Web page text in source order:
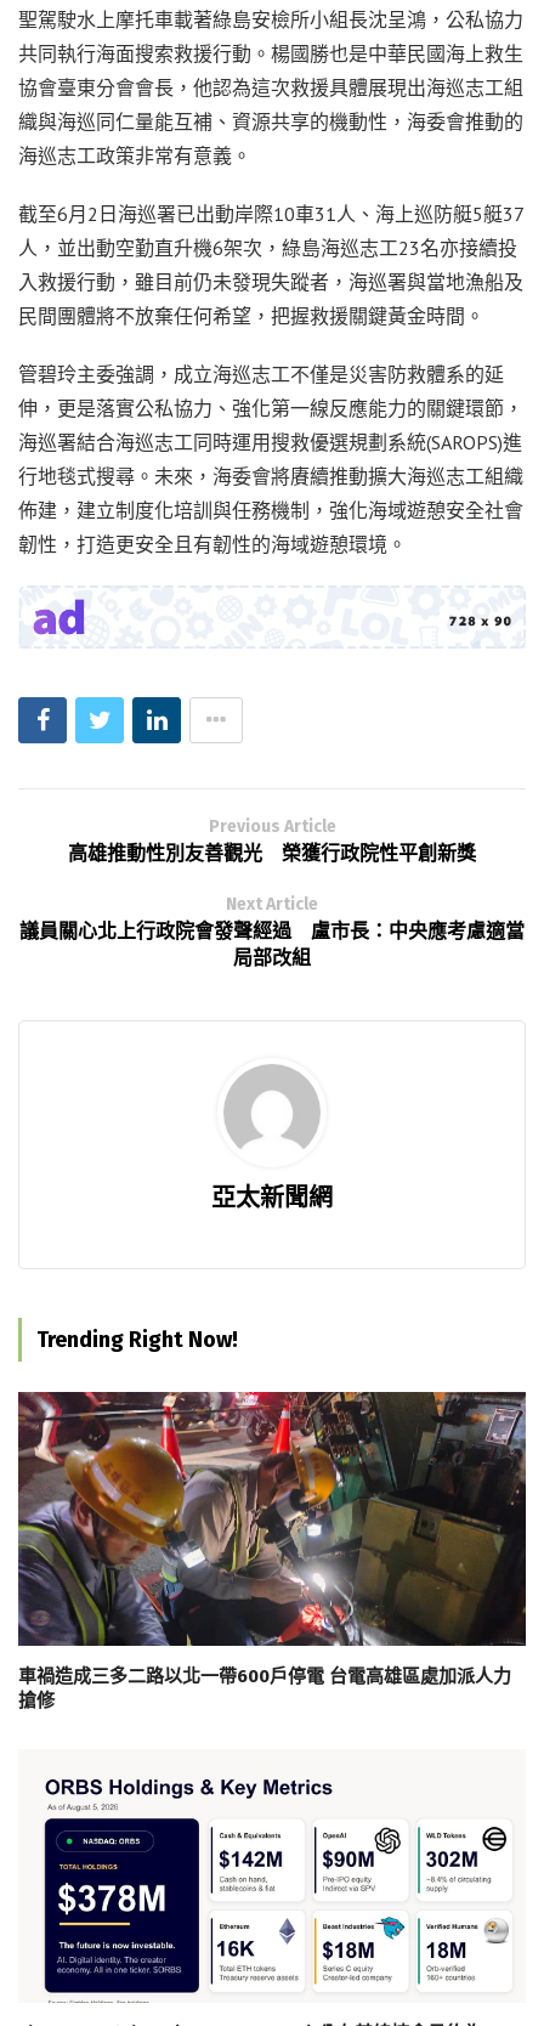
聖駕駛水上摩托車載著綠島安檢所小組長沈呈鴻，公私協力
共同執行海面搜索救援行動。楊國勝也是中華民國海上救生
協會臺東分會會長，他認為這次救援具體展現出海巡志工組
織與海巡同仁量能互補、資源共享的機動性，海委會推動的
海巡志工政策非常有意義。
截至6月2日海巡署已出動岸際10車31人、海上巡防艇5艇37
人，並出動空勤直升機6架次，綠島海巡志工23名亦接續投
入救援行動，雖目前仍未發現失蹤者，海巡署與當地漁船及
民間團體將不放棄任何希望，把握救援關鍵黃金時間。
管碧玲主委強調，成立海巡志工不僅是災害防救體系的延
伸，更是落實公私協力、強化第一線反應能力的關鍵環節，
海巡署結合海巡志工同時運用搜救優選規劃系統(SAROPS)進
行地毯式搜尋。未來，海委會將賡續推動擴大海巡志工組織
佈建，建立制度化培訓與任務機制，強化海域遊憩安全社會
韌性，打造更安全且有韌性的海域遊憩環境。
Previous Article
高雄推動性別友善觀光 榮獲行政院性平創新獎
Next Article
議員關心北上行政院會發聲經過 盧市長：中央應考慮適當
局部改組
亞太新聞網
Trending Right Now!
車禍造成三多二路以北一帶600戶停電 台電高雄區處加派人力
搶修